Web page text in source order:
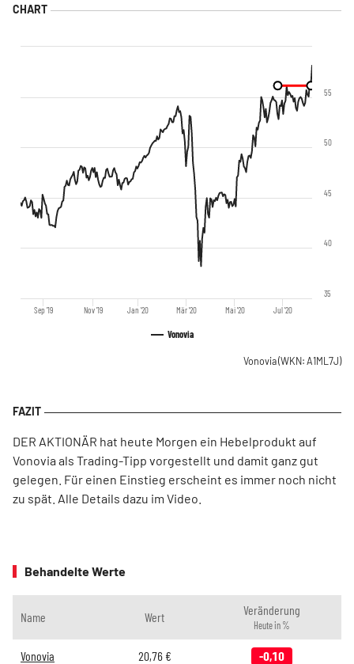
Vonovia
Sep '19 Nov '19 Jan '20 Mär '20 Mai '20 Jul '20
35
40
45
50
55
Vonovia(WKN: A1ML7J)
DER AKTIONÄR hat heute Morgen ein Hebelprodukt auf
Vonovia als Trading-Tipp vorgestellt und damit ganz gut
gelegen. Für einen Einstieg erscheint es immer noch nicht
zu spät. Alle Details dazu im Video.
Behandelte Werte
Name Wert Veränderung
Heute in %
Vonovia 20,76€ -0,10